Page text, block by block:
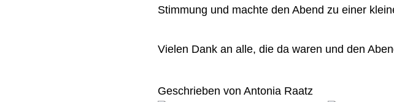
Stimmung und machte den Abend zu einer
Vielen Dank an alle, die da waren und den
Geschrieben von Antonia Raatz